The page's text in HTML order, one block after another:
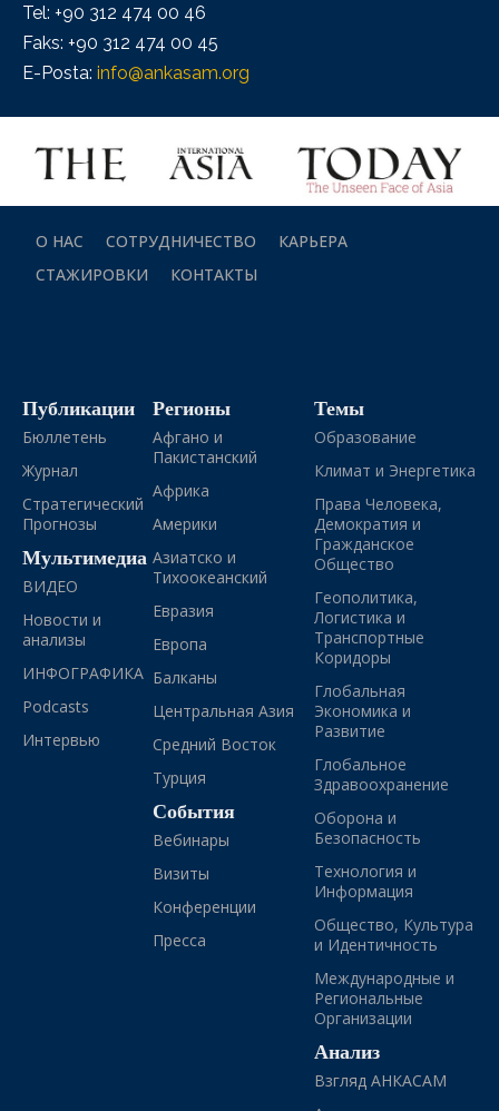
Tel: +90 312 474 00 46
Faks: +90 312 474 00 45
E-Posta: info@ankasam.org
О НАС СОТРУДНИЧЕСТВО
КАРЬЕРА
СТАЖИРОВКИ
КОНТАКТЫ
Публикации
Бюллетень
Журнал
Стратегический
Прогнозы
Мультимедиа
ВИДЕО
Новости и
анализы
ИНФОГРАФИКА
Podcasts
Интервью
Регионы
Афгано и
Пакистанский
Африка
Америки
Азиатско и
Тихоокеанский
Евразия
Европа
Балканы
Центральная Азия
Средний Восток
Турция
События
Вебинары
Визиты
Конференции
Пресса
Темы
Образование
Климат и Энергетика
Права Человека,
Демократия и
Гражданское
Общество
Геополитика,
Логистика и
Транспортные
Коридоры
Глобальная
Экономика и
Развитие
Глобальное
Здравоохранение
Оборона и
Безопасность
Технология и
Информация
Общество, Культура
и Идентичность
Международные и
Региональные
Организации
Анализ
Взгляд АНКАСАМ